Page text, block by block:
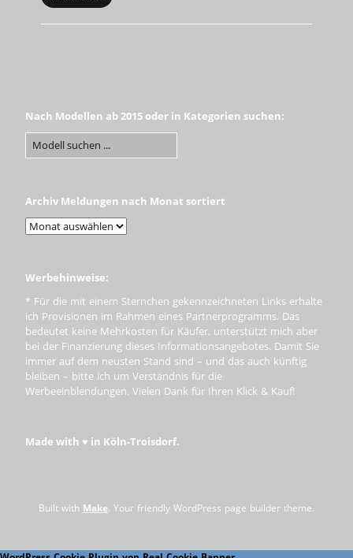
Nach Modellen ab 2015 oder in Kategorien suchen:
Archiv Meldungen nach Monat sortiert
Werbehinweise:
* Für die mit einem Sternchen gekennzeichneten Links erhalte
ich Provisionen im Rahmen eines Partnerprogramms. Das
bedeutet keine Mehrkosten für Käufer, unterstützt mich aber
bei der Finanzierung dieses Informationsangebotes. Damit Sie
immer auf dem neusten Stand sind – und das auch künftig
bleiben – bitte ich um Verständnis für die
Werbeeinblendungen. Vielen Dank für Ihren Klick & Kauf!
Made with ♥ in Köln-Troisdorf.
Built with Make. Your friendly WordPress page builder theme.